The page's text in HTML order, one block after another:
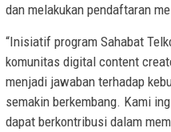
dan melakukan pendaftaran
“Inisiatif program Sahabat
komunitas digital content
menjadi jawaban terhadap
semakin berkembang. Kami
dapat berkontribusi dalam